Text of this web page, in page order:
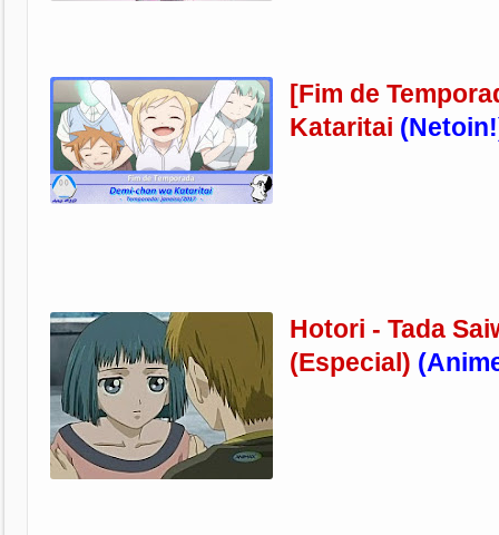
[Fim de
Kataritai
Hotori - Tada
(Especial)